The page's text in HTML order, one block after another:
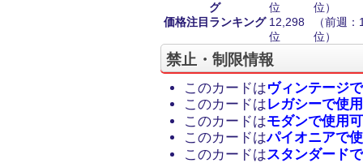
グ
位
位）
価格注目ランキング 12,298
位
（前週
位）
禁止・制限情報
このカードはヴィンテージ
このカードはレガシーで使
このカードはモダンで使用
このカードはパイオニアで
このカードはスタンダード